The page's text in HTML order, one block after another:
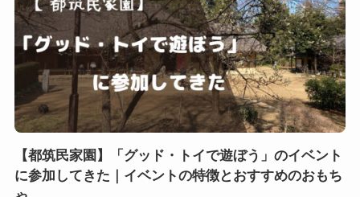
【都筑民家園】「グッド・トイで遊ぼう」のイベント
に参加してきた｜イベントの特徴とおすすめのおもち